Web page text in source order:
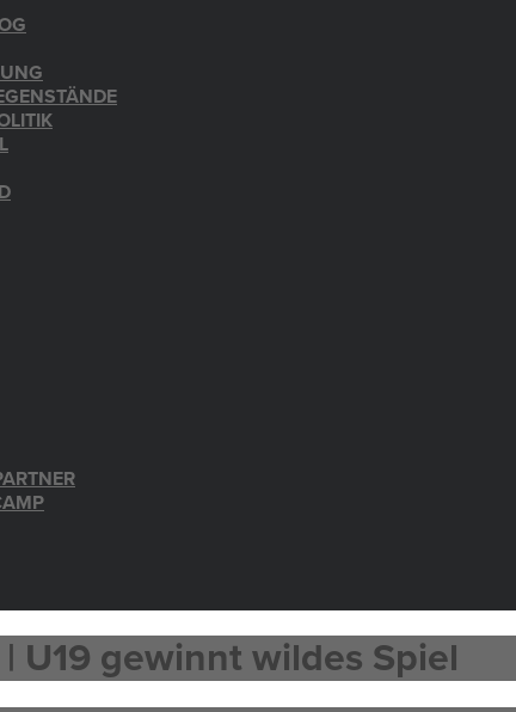
U19 gewinnt wildes Spiel